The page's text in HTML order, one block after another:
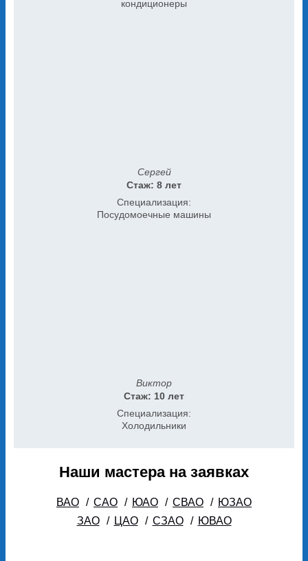
кондиционеры
Сергей
Стаж: 8 лет
Специализация:
Посудомоечные машины
Виктор
Стаж: 10 лет
Специализация:
Холодильники
Наши мастера на заявках
ВАО / САО / ЮАО / СВАО / ЮЗАО
ЗАО
/ ЦАО / СЗАО / ЮВАО